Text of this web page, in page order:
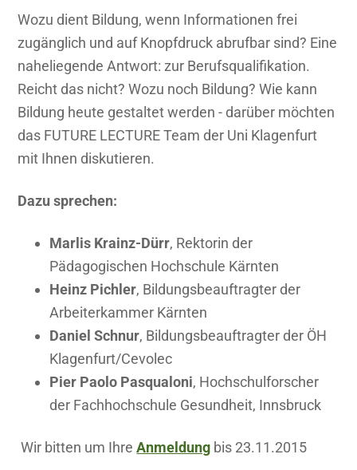
Bildung
im
Informationszeitalter?
-
Eine
partizipative
Diskussion
Wozu dient Bildung, wenn Informationen frei
zugänglich und auf Knopfdruck abrufbar sind? Eine
naheliegende Antwort: zur Berufsqualifikation.
Reicht das nicht? Wozu noch Bildung? Wie kann
Bildung heute gestaltet werden - darüber möchten
das FUTURE LECTURE Team der Uni Klagenfurt
mit Ihnen diskutieren.
Dazu sprechen:
Marlis Krainz-Dürr, Rektorin der
Pädagogischen Hochschule Kärnten
Heinz Pichler, Bildungsbeauftragter der
Arbeiterkammer Kärnten
Daniel Schnur, Bildungsbeauftragter der ÖH
Klagenfurt/Cevolec
Pier Paolo Pasqualoni, Hochschulforscher
der Fachhochschule Gesundheit, Innsbruck
Wir bitten um IhreAnmeldung bis 23.11.2015